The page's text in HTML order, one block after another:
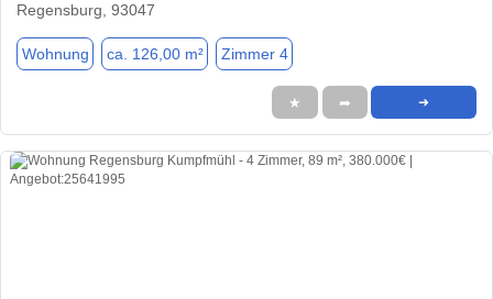
Regensburg, 93047
Wohnung ca. 126,00 m² Zimmer 4
★ ➦ ➜